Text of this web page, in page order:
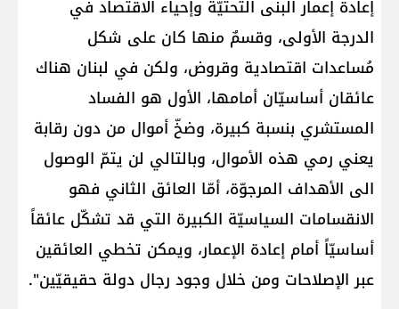
إعادة إعمار البنى التحتيّة وإحياء الاقتصاد في
الدرجة الأولى، وقسمٌ منها كان على شكل
مُساعدات اقتصادية وقروض، ولكن في لبنان هناك
عائقان أساسيّان أمامها، الأول هو الفساد
المستشري بنسبة كبيرة، وضخّ أموال من دون رقابة
يعني رمي هذه الأموال، وبالتالي لن يتمّ الوصول
الى الأهداف المرجوّة، أمّا العائق الثاني فهو
الانقسامات السياسيّة الكبيرة التي قد تشكّل عائقاً
أساسيّاً أمام إعادة الإعمار، ويمكن تخطي العائقين
عبر الإصلاحات ومن خلال وجود رجال دولة حقيقيّين".